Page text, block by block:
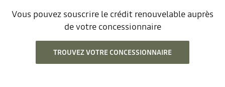
Vous pouvez souscrire le crédit renouvelable auprès
de votre concessionnaire
TROUVEZ VOTRE CONCESSIONNAIRE